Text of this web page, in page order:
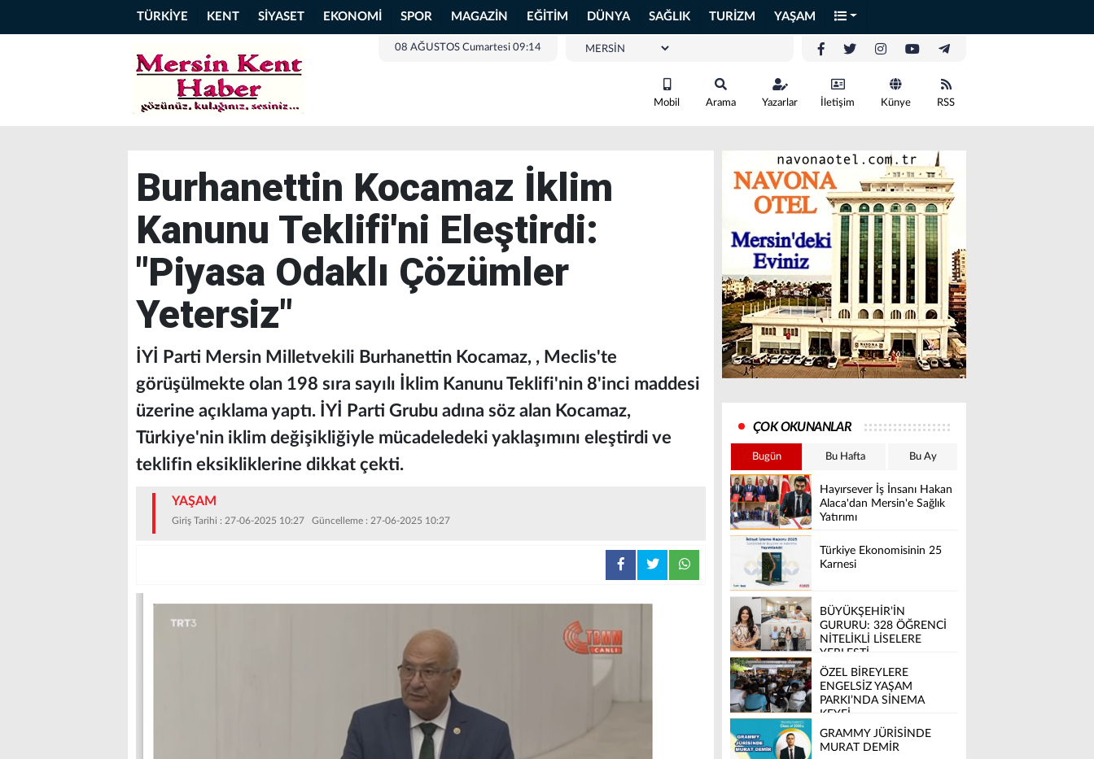
TÜRKİYE KENT SİYASET EKONOMİ SPOR MAGAZİN EĞİTİM DÜNYA SAĞLIK TURİZM YAŞAM
08 AĞUSTOS Cumartesi 09:14
Mobil Arama Yazarlar İletişim Künye RSS
Burhanettin Kocamaz İklim
Kanunu Teklifi'ni Eleştirdi:
"Piyasa Odaklı Çözümler
Yetersiz"
İYİ Parti Mersin Milletvekili Burhanettin Kocamaz, , Meclis'te
görüşülmekte olan 198 sıra sayılı İklim Kanunu Teklifi'nin 8'inci maddesi
üzerine açıklama yaptı. İYİ Parti Grubu adına söz alan Kocamaz,
Türkiye'nin iklim değişikliğiyle mücadeledeki yaklaşımını eleştirdi ve
teklifin eksikliklerine dikkat çekti.
YAŞAM
Giriş Tarihi : 27-06-2025 10:27 Güncelleme : 27-06-2025 10:27
ÇOK OKUNANLAR
Bugün Bu Hafta Bu Ay
Hayırsever İş İnsanı Hakan
Alaca'dan Mersin'e Sağlık
Yatırımı
Türkiye Ekonomisinin 25
Karnesi
BÜYÜKŞEHİR’İN
GURURU: 328 ÖĞRENCİ
NİTELİKLİ LİSELERE
YERLEŞTİ
ÖZEL BİREYLERE
ENGELSİZ YAŞAM
PARKI’NDA SİNEMA
KEYFİ
GRAMMY JÜRİSİNDE
MURAT DEMİR